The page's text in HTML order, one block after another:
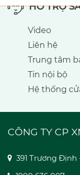
HỖ TRỢ
Video
Liên hệ
Trung tâm
Tin nội bộ
Hệ thống
CÔNG TY CP
391 Trương Định